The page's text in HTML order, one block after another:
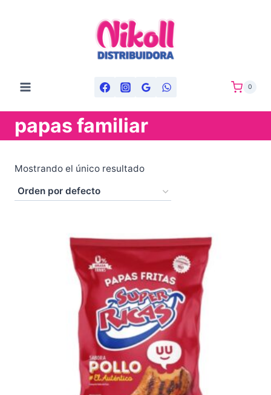
0
papas familiar
Mostrando el único resultado